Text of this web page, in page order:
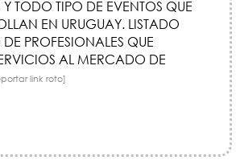
TODO TIPO DE EVENTOS QUE
EN URUGUAY. LISTADO
PROFESIONALES QUE
AL MERCADO DE
link roto]